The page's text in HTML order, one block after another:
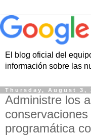
El blog oficial del
información sobre las
Thursday, August 3,
Administre los
programática